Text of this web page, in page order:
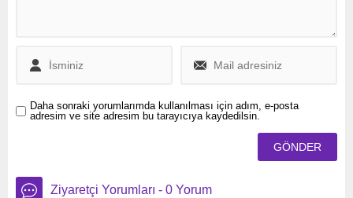
Daha sonraki yorumlarımda kullanılması için adım, e-posta
adresim ve site adresim bu tarayıcıya kaydedilsin.
Ziyaretçi Yorumları - 0 Yorum